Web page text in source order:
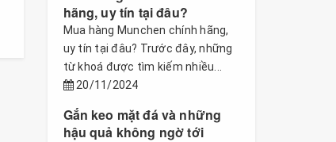
hãng, uy tín tại đâu?
Mua hàng Munchen chính hãng,
uy tín tại đâu? Trước đây, những
từ khoá được tìm kiếm nhiều...
20/11/2024
Gắn keo mặt đá và những
hậu quả không ngờ tới